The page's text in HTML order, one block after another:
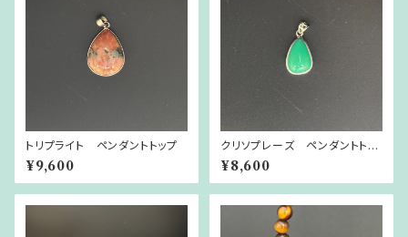
トリプライト ペンダントトップ
¥9,600
クリソプレーズ ペンダントトッ
プ
¥8,600